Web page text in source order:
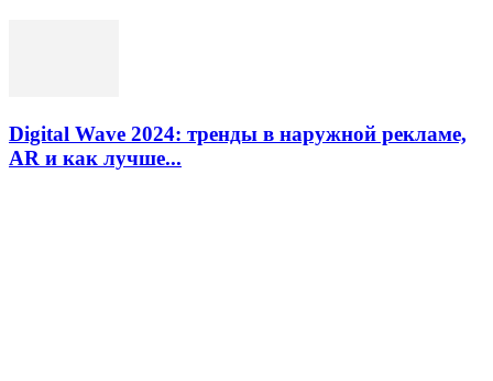
Digital Wave 2024: тренды в наружной рекламе,
AR и как лучше...